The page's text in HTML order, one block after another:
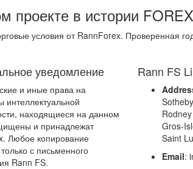
проекте в истории
условия от RannForex. Проверенная
уведомление
и иные права на
интеллектуальной
находящиеся на данном
и принадлежат
Любое копирование
с письменного
Rann FS.
Rann FS
Gros-
Saint
Email: